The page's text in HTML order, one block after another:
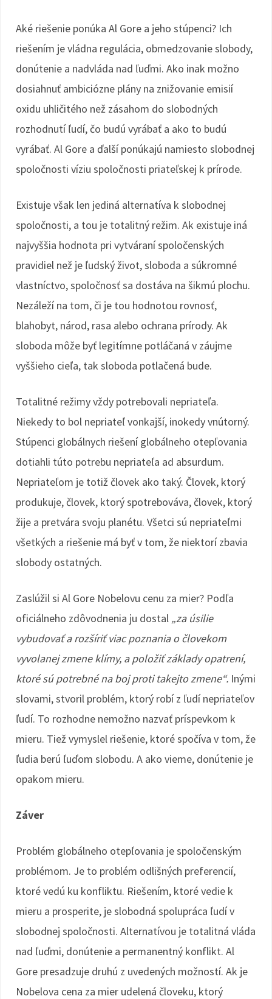
Aké riešenie ponúka Al Gore a jeho stúpenci? Ich
riešením je vládna regulácia, obmedzovanie slobody,
donútenie a nadvláda nad ľuďmi. Ako inak možno
dosiahnuť ambiciózne plány na znižovanie emisií
oxidu uhličitého než zásahom do slobodných
rozhodnutí ľudí, čo budú vyrábať a ako to budú
vyrábať. Al Gore a ďalší ponúkajú namiesto slobodnej
spoločnosti víziu spoločnosti priateľskej k prírode.
Existuje však len jediná alternatíva k slobodnej
spoločnosti, a tou je totalitný režim. Ak existuje iná
najvyššia hodnota pri vytváraní spoločenských
pravidiel než je ľudský život, sloboda a súkromné
vlastníctvo, spoločnosť sa dostáva na šikmú plochu.
Nezáleží na tom, či je tou hodnotou rovnosť,
blahobyt, národ, rasa alebo ochrana prírody. Ak
sloboda môže byť legitímne potláčaná v záujme
vyššieho cieľa, tak sloboda potlačená bude.
Totalitné režimy vždy potrebovali nepriateľa.
Niekedy to bol nepriateľ vonkajší, inokedy vnútorný.
Stúpenci globálnych riešení globálneho otepľovania
dotiahli túto potrebu nepriateľa ad absurdum.
Nepriateľom je totiž človek ako taký. Človek, ktorý
produkuje, človek, ktorý spotrebováva, človek, ktorý
žije a pretvára svoju planétu. Všetci sú nepriateľmi
všetkých a riešenie má byť v tom, že niektorí zbavia
slobody ostatných.
Zaslúžil si Al Gore Nobelovu cenu za mier? Podľa
oficiálneho zdôvodnenia ju dostal „za úsilie
vybudovať a rozšíriť viac poznania o človekom
vyvolanej zmene klímy, a položiť základy opatrení,
ktoré sú potrebné na boj proti takejto zmene“. Inými
slovami, stvoril problém, ktorý robí z ľudí nepriateľov
ľudí. To rozhodne nemožno nazvať príspevkom k
mieru. Tiež vymyslel riešenie, ktoré spočíva v tom, že
ľudia berú ľuďom slobodu. A ako vieme, donútenie je
opakom mieru.
Záver
Problém globálneho otepľovania je spoločenským
problémom. Je to problém odlišných preferencií,
ktoré vedú ku konfliktu. Riešením, ktoré vedie k
mieru a prosperite, je slobodná spolupráca ľudí v
slobodnej spoločnosti. Alternatívou je totalitná vláda
nad ľuďmi, donútenie a permanentný konflikt. Al
Gore presadzuje druhú z uvedených možností. Ak je
Nobelova cena za mier udelená človeku, ktorý